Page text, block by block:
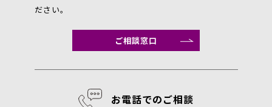
ださい。
ご相談窓口
お電話でのご相談